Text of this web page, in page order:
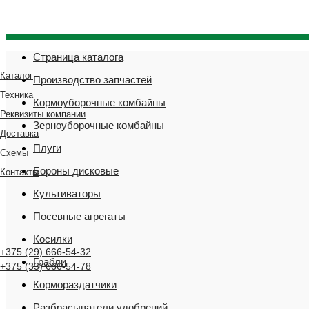
Каталог
Техника
Реквизиты компании
Доставка
Схемы
Контакты
+375 (29) 666-54-32
+375 (33) 666-54-78
Страница каталога
Производство запчастей
Кормоуборочные комбайны
Зерноуборочные комбайны
Плуги
Бороны дисковые
Культиваторы
Посевные агрегаты
Косилки
Грабли
Кормораздатчики